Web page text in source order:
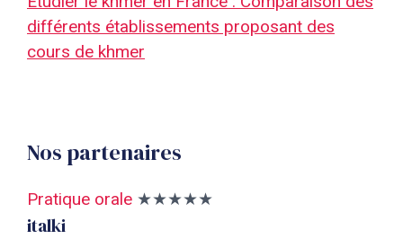
différents établissements proposant des
cours de khmer
Nos partenaires
Pratique orale ★★★★★
italki